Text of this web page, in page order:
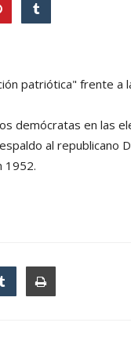
patriótica" frente a
demócratas en las
al republicano
1952.